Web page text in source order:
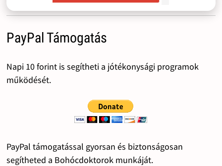
PayPal Támogatás
Napi 10 forint is segítheti a jótékonysági programok
működését.
PayPal támogatással gyorsan és biztonságosan
segítheted a Bohócdoktorok munkáját.